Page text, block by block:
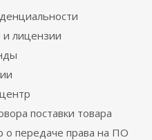
лицензии
поставки товара
о передаче права на ПО